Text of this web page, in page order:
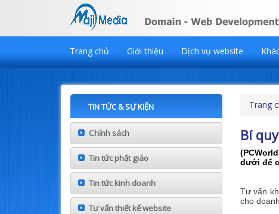
Trang chủ Giới thiệu Dịch vụ website
TIN TỨC & SỰ KIỆN
Chính sách
Tin tức phật giáo
Tin tức kinh doanh
Tư vấn thiết kế website
Trang
Bí
dưới để
Tư vấn
cho